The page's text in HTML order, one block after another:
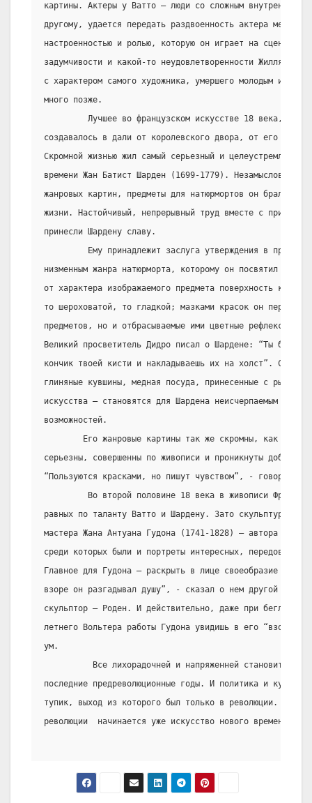
картины. Актеры у Ватто – люди со сложным внутренним
другому, удается передать раздвоенность актера между
настроенностью и ролью, которую он играет на сцене
задумчивости и какой-то неудовлетворенности Жилля,
с характером самого художника, умершего молодым и по-
много позже.
Лучшее во французском искусстве 18 века, в
создавалось в дали от королевского двора, от его
Скромной жизнью жил самый серьезный и целеустремленный
времени Жан Батист Шарден (1699-1779). Незамысловатые
жанровых картин, предметы для натюрмортов он брал из
жизни. Настойчивый, непрерывный труд вместе с
принесли Шардену славу.
Ему принадлежит заслуга утверждения в правах
низменным жанра натюрморта, которому он посвятил всю
от характера изображаемого предмета поверхность картин
то шероховатой, то гладкой; мазками красок он передает
предметов, но и отбрасываемые ими цветные рефлексы и
Великий просветитель Дидро писал о Шардене: “Ты
кончик твоей кисти и накладываешь их на холст”. Самые
глиняные кувшины, медная посуда, принесенные с рынка
искусства – становятся для Шардена неисчерпаемым
возможностей.
Его жанровые картины так же скромны, как и
серьезны, совершенны по живописи и проникнуты добрым
“Пользуются красками, но пишут чувством”, - говорил
Во второй половине 18 века в живописи Франции
равных по таланту Ватто и Шардену. Зато скульптура
мастера Жана Антуана Гудона (1741-1828) – автора
среди которых были и портреты интересных, передовых
Главное для Гудона – раскрыть в лице своеобразие и
взоре он разгадывал душу”, - сказал о нем другой
скульптор – Роден. И действительно, даже при беглом
летнего Вольтера работы Гудона увидишь в его “взоре”
ум.
Все лихорадочней и напряженней становится
последние предреволюционные годы. И политика и
тупик, выход из которого был только в революции.
революции  начинается уже искусство нового времени.